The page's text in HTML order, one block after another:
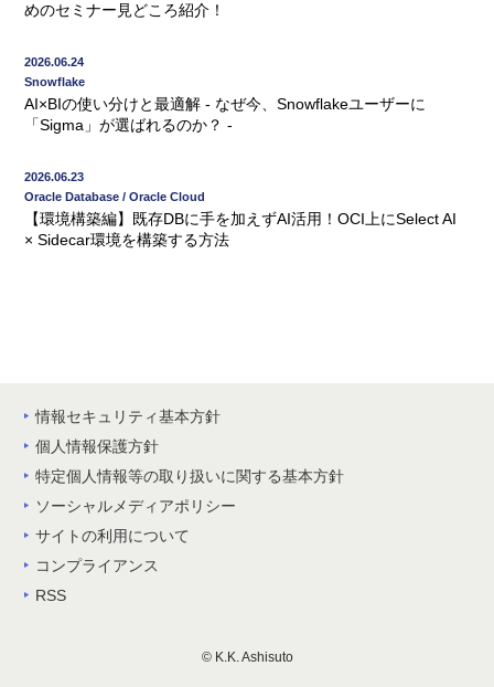
めのセミナー見どころ紹介！
2026.06.24
Snowflake
AI×BIの使い分けと最適解 - なぜ今、Snowflakeユーザーに
「Sigma」が選ばれるのか？ -
2026.06.23
Oracle Database / Oracle Cloud
【環境構築編】既存DBに手を加えずAI活用！OCI上にSelect AI
× Sidecar環境を構築する方法
情報セキュリティ基本方針
個人情報保護方針
特定個人情報等の取り扱いに関する基本方針
ソーシャルメディアポリシー
サイトの利用について
コンプライアンス
RSS
© K.K. Ashisuto